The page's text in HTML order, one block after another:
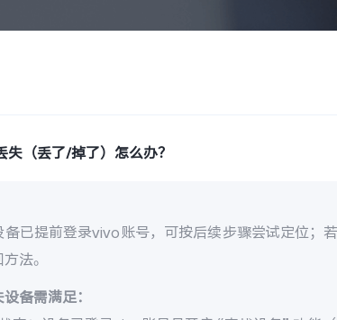
（丢了/掉了）怎么办？
备已提前登录vivo账号，可按后续步骤尝试定位；
法。
备需满足：